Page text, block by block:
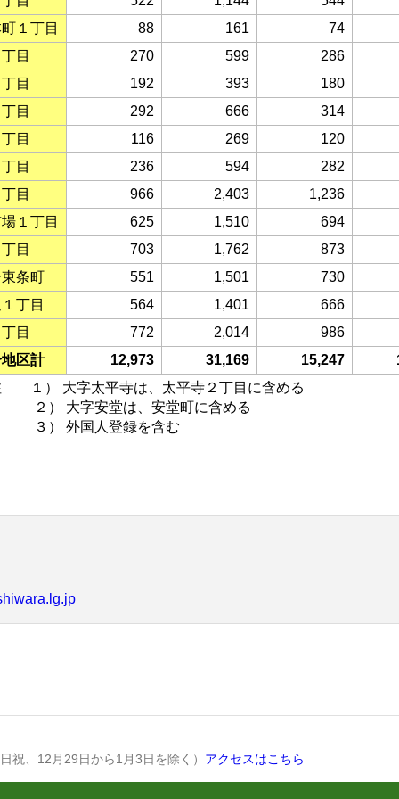
１丁目
88 161
74
目
270 599
286
目
192 393
180
目
292 666
314
目
116 269
120
目
236 594
282
目
966 2,403
1,236
１丁目
625 1,510
694
目
703 1,762
873
条町
551 1,501
730
丁目
564 1,401
666
目
772 2,014
986
区計
12,973 31,169 15,247
大字太平寺は、太平寺２丁目に含める
字安堂は、安堂町に含める
外国人登録を含む
、12月29日から1月3日を除く） アクセスはこちら